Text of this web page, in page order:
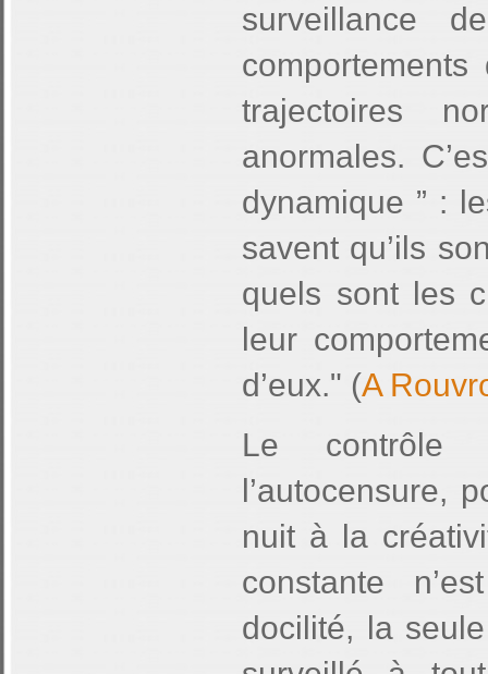
surveillance
trajectoires
anormales.
dynamique ” :
savent qu’ils
quels sont les
leur
d’eux." (A
Le contrôle
l’autocensure,
nuit à la
constante
docilité, la